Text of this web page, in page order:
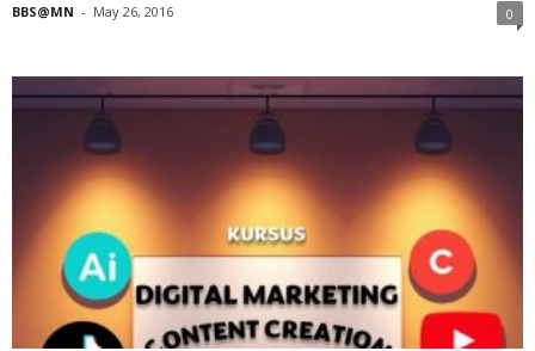
BBS@MN - May 26, 2016 0